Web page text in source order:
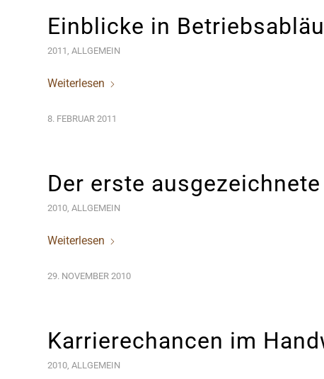
Einblicke in
2011 , ALLGEMEIN
Weiterlesen
8. FEBRUAR 2011
Der erste
2010, ALLGEMEIN
Weiterlesen
29. NOVEMBER 2010
Karrierechancen im
2010, ALLGEMEIN